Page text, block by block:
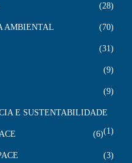
28
AMBIENTAL 70
31
9
9
E SUSTENTABILIDADE
1
6
3